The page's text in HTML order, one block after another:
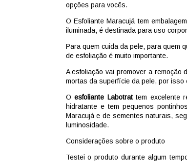
opções para vocês.
O Esfoliante Maracujá tem
iluminada, é destinada para uso
Para quem cuida da pele, para quem
de esfoliação é muito importante.
A esfoliação vai promover a
mortas da superfície da pele, por isso
Oesfoliante Labotrattem excelente
hidratante e tem pequenos
Maracujá e de sementes naturais,
luminosidade.
Considerações sobre o produto
Testei o produto durante algum